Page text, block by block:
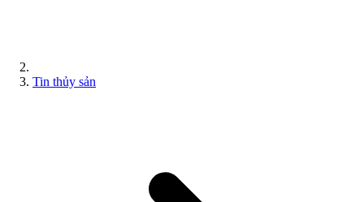
Tin thủy sản